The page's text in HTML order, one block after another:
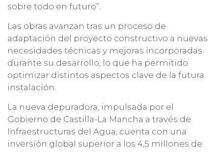
sobre todo en futuro”.
Las obras avanzan tras un proceso de
adaptación del proyecto constructivo a nuevas
necesidades técnicas y mejoras incorporadas
durante su desarrollo, lo que ha permitido
optimizar distintos aspectos clave de la futura
instalación.
La nueva depuradora, impulsada por el
Gobierno de Castilla-La Mancha a través de
Infraestructuras del Agua, cuenta con una
inversión global superior a los 4,5 millones de